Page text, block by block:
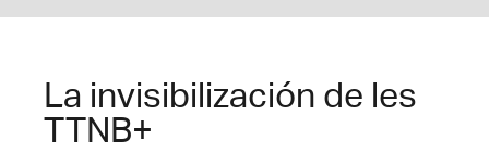
La invisibilización de les
TTNB+